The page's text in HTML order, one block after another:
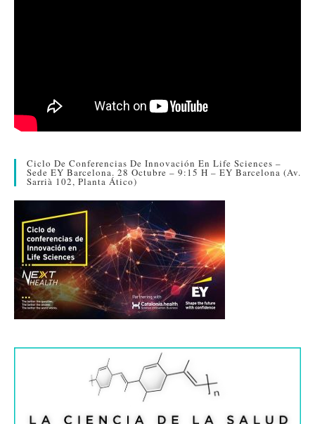
Ciclo De Conferencias De Innovación En Life Sciences –
Sede EY Barcelona. 28 Octubre – 9:15 H – EY Barcelona (Av.
Sarrià 102, Planta Ático)